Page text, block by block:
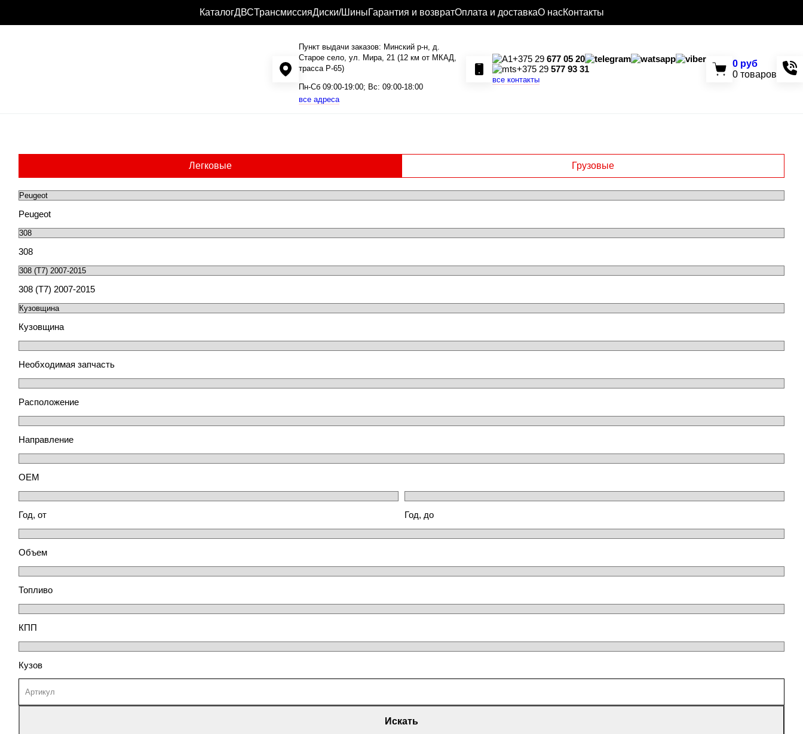
КаталогДВСТрансмиссияДиски/ШиныГарантия и возвратОплата и доставкаО насКонтакты
Пункт выдачи заказов: Минский р-н, д.
Старое село, ул. Мира, 21 (12 км от МКАД,
трасса P-65)
Пн-Сб 09:00-19:00; Вс: 09:00-18:00
все адреса
+375 29 677 05 20
+375 29 577 93 31
все контакты
0 руб
0 товаров
Легковые Грузовые
Peugeot
308
308 (T7) 2007-2015
Кузовщина
Необходимая запчасть
Расположение
Направление
ОЕМ
Год, от Год, до
Объем
Топливо
КПП
Кузов
Искать